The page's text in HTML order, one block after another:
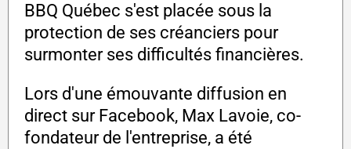
BBQ Québec s'est placée sous la
protection de ses créanciers pour
surmonter ses difficultés financières.
Lors d'une émouvante diffusion en
direct sur Facebook, Max Lavoie, co-
fondateur de l'entreprise, a été